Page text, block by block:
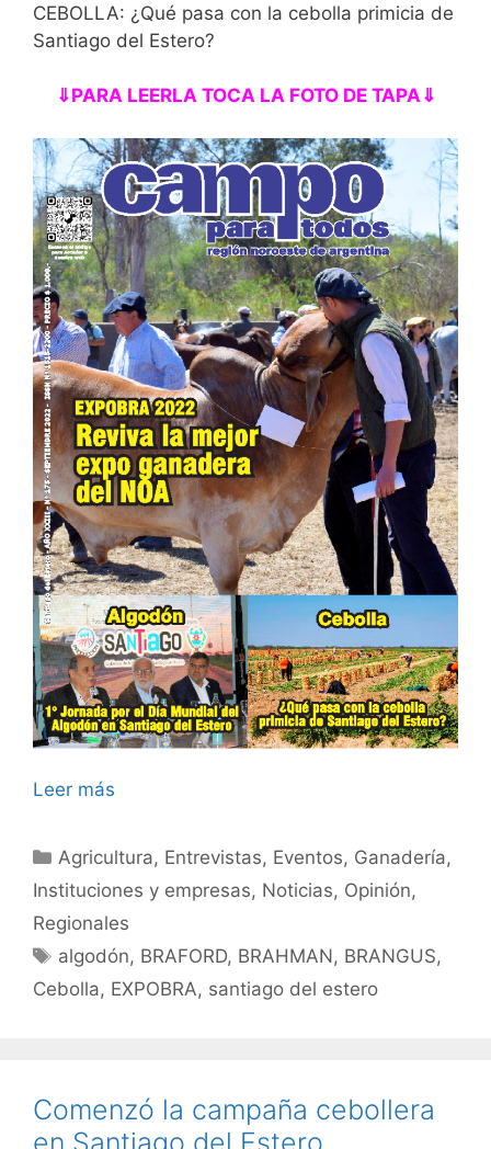
CEBOLLA: ¿Qué pasa con la cebolla primicia de
Santiago del Estero?
⇓PARA LEERLA TOCA LA FOTO DE TAPA⇓
Leer más
Categorías
Agricultura, Entrevistas, Eventos, Ganadería,
Instituciones y empresas, Noticias, Opinión,
Regionales
Etiquetas
algodón, BRAFORD, BRAHMAN, BRANGUS,
Cebolla, EXPOBRA, santiago del estero
Comenzó la campaña cebollera